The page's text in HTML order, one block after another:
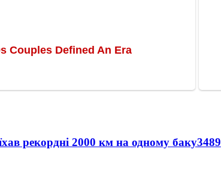
рекордні 2000 км на одному баку3489